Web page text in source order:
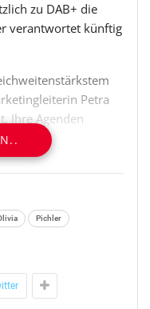
zu DAB+ die
verantwortet künftig
Petra
Ihre Agenden
und bleiben damit
Bildner
als DAB+
im Eventbereich.
Jahrzehnten
beigetragen und
– von der
Pichler